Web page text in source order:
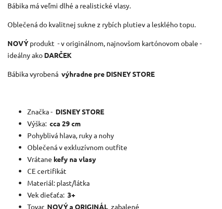
Bábika má veľmi dlhé a realistické vlasy.
Oblečená do kvalitnej sukne z rybích plutiev a lesklého topu.
NOVÝ produkt - v originálnom, najnovšom kartónovom obale -
ideálny ako DARČEK
Bábika vyrobená výhradne pre DISNEY STORE
Značka - DISNEY STORE
Výška: cca 29 cm
Pohyblivá hlava, ruky a nohy
Oblečená v exkluzívnom outfite
Vrátane kefy na vlasy
CE certifikát
Materiál: plast/látka
Vek dieťaťa: 3+
Tovar NOVÝ a ORIGINÁL zabalené